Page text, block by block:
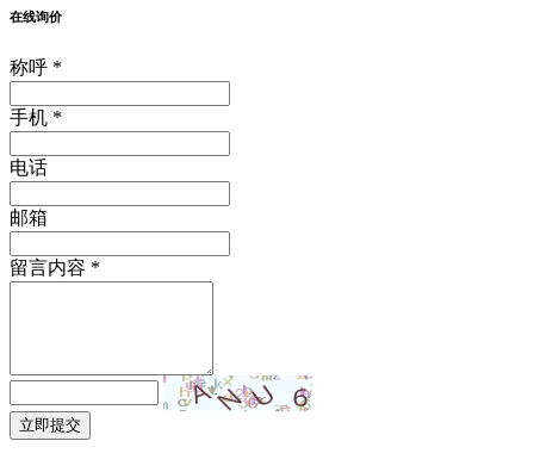
在线询价
称呼 *
手机 *
电话
邮箱
留言内容 *
立即提交